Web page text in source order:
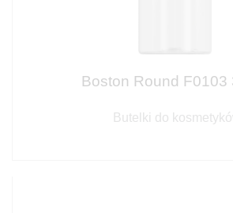
Boston Round F0103
Butelki do